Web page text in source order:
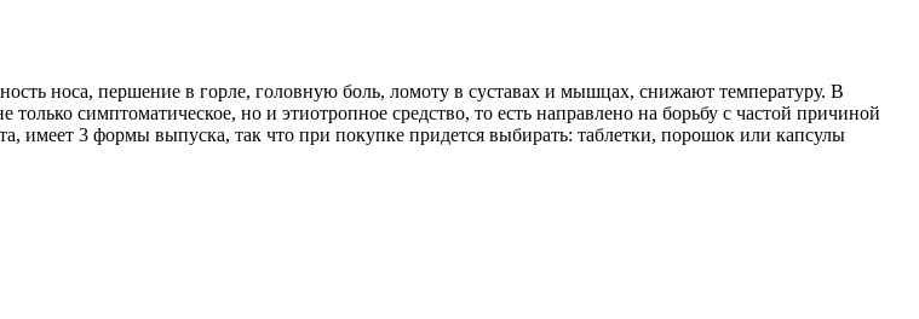
носа, першение в горле, головную боль, ломоту в суставах и мышцах, снижают температуру. В
симптоматическое, но и этиотропное средство, то есть направлено на борьбу с частой причиной
имеет 3 формы выпуска, так что при покупке придется выбирать: таблетки, порошок или капсулы